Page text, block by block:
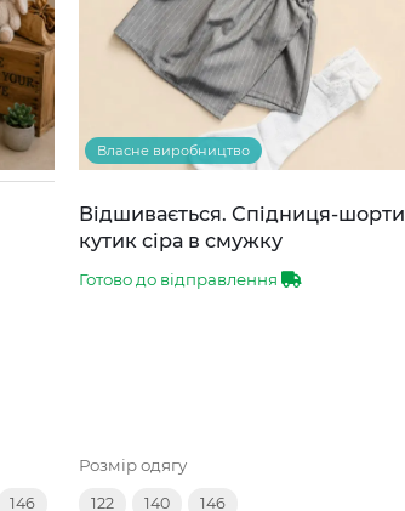
146
Власне виробництво
Відшивається. Спідниця-шорти
кутик сіра в смужку
Готово до відправлення
Розмір одягу
122 140 146